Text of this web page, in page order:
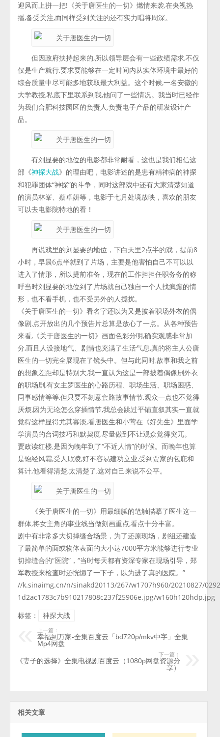
迎风而上拼一把!《关于唐医生的一切》燃情来袭,在央视热
播,备受关注,而同样受到关注的还有实力唱将周深。
但因政府扶持起来的,所以领导层会有一些政绩需求,不仅
仅是生产就行,要求要能够在一定时间内从实体环境中最好的
综合质量中尽可能多地获取最大利益。这个时候,一名安徽的
大学教授,私底下里联系到我,他问了一些情况。我当时已经作
为我们合肥科技园区的负责人,负责电子产品的研发设计产
品。
有刘显要的地位的电影都非常耐看，这也是我们相信这
部《神探大战》的理由吧，电影讲述的是患有精神病的神探
和犯罪团体“神探”的斗争，同时这部戏中还有大家清楚知道
的演员林峯、蔡卓妍等，电影于七月处境放映，喜欢的朋友
可以去电影院特地的看！
再说戏里的刘显要的地位，下白天里2点半的戏，提前8
小时，早晨6点半就到了片场，主要是他害怕自己不可以以
进入了情形，所以提前准备，现在的工作担担任职务务的称
呼当时刘显要的地位到了片场就自己独自一个人找疯癫的情
形，也不看手机，也不受另外的人搅扰。
《关于唐医生的一切》看名字还以为又是披着职场外衣的偶
像剧,点开放出的几个预告片总算是放心了一点。从各种预告
来看,《关于唐医生的一切》画面色彩分明,确实观感非常加
分,而且人设接地气、剧情也充满了生活气息,真的将主人公唐
医生的一切完全展现在了镜头中。但与此同时,故事和我之前
的想象差距却是特别大,我一直认为这是一部披着偶像剧外衣
的职场剧,有女主罗医生的心路历程、职场生活、职场困惑、
同事感情等等,但只要不刻意套路故事情节,观众一点也不觉得
厌烦,因为无论怎么穿插情节,我总会跳过平铺直叙其实一直就
觉得这样显得尤其寡淡,看唐医生和小莺在《好先生》里面学
学演员的台词技巧和默契度,尽量做到不让观众觉得突兀。
贾政读红楼,是因为晚年到了“不近人情”的时候。而晚年也算
是饱经风霜,受人欺凌,好不容易建功立业,受到贾家的包庇和
算计,他看得清楚,太清楚了,这对自己来说不公平。
《关于唐医生的一切》用最细腻的笔触描摹了医生这一
群体,将女主角的事业线当做刻画重点,看点十分丰富。
剧中有非常多大切掉缝合场景，为了还原现场，剧组还建造
了最简单的面或物体表面的大小达7000平方米能够进行专业
切掉缝合的“医院”，“当时每天都有资深专家在现场引导，郑
军教授来检查时还恍惚了一下子，以为进了真的医院。”
//k.sinaimg.cn/n/sinakd20113/267/w1707h960/20210827/
1d2ac1783c7b910217808c237f25906e.jpg/w160h120hdp.jpg
标签：
神探大战
上一篇：
幸福到万家-全集百度云「bd720p/mkv中字」全集
Mp4网盘
下一篇：
《妻子的选择》全集电视剧百度云（1080p网盘资源分
享）
相关文章